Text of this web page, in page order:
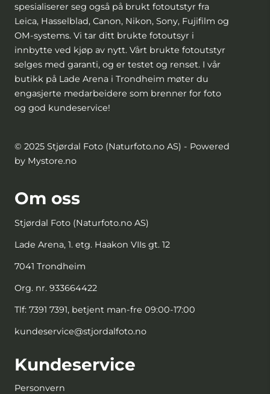
spesialiserer seg også på brukt fotoutstyr fra
Leica, Hasselblad, Canon, Nikon, Sony, Fujifilm og
OM-systems. Vi tar ditt brukte fotoutsyr i
innbytte ved kjøp av nytt. Vårt brukte fotoutstyr
selges med garanti, og er testet og renset. I vår
butikk på Lade Arena i Trondheim møter du
engasjerte medarbeidere som brenner for foto
og god kundeservice!
© 2025 Stjørdal Foto (Naturfoto.no AS) - Powered
by Mystore.no
Om oss
Stjørdal Foto (Naturfoto.no AS)
Lade Arena, 1. etg. Haakon VIIs gt. 12
7041 Trondheim
Org. nr. 933664422
Tlf: 7391 7391, betjent man-fre 09:00-17:00
kundeservice@stjordalfoto.no
Kundeservice
Personvern